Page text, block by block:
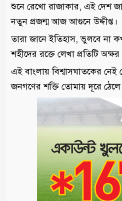
শুনে রেখো রাজাকার, এই দেশ
নতুন প্রজন্ম আজ আগুনে উদ্দীপ্ত।
তারা জানে ইতিহাস, ভুলবে না
শহীদের রক্তে লেখা প্রতিটি
এই বাংলায় বিশ্বাসঘাতকের
জনগণের শক্তি তোমায় দূরে ঠেলে